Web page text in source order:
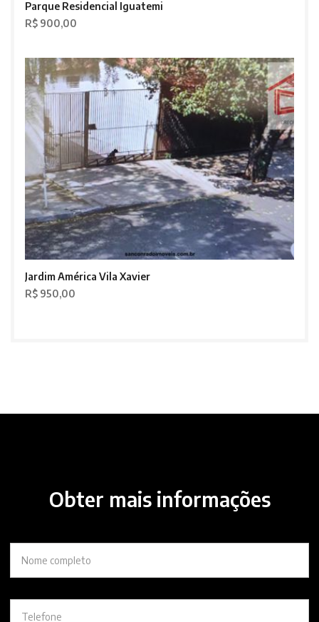
Parque Residencial Iguatemi
R$ 900,00
Jardim América Vila Xavier
R$ 950,00
Obter mais informações